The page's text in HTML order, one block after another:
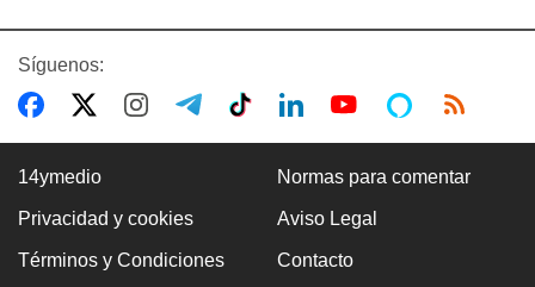
Premio Literario Lourdes Gil 2026 en Poesía
Síguenos:
14ymedio Normas para comentar
Privacidad y cookies Aviso Legal
Términos y Condiciones Contacto